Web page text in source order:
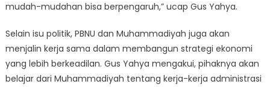
mudah-mudahan bisa berpengaruh,” ucap Gus Yahya.
Selain isu politik, PBNU dan Muhammadiyah juga akan
menjalin kerja sama dalam membangun strategi ekonomi
yang lebih berkeadilan. Gus Yahya mengakui, pihaknya akan
belajar dari Muhammadiyah tentang kerja-kerja administrasi